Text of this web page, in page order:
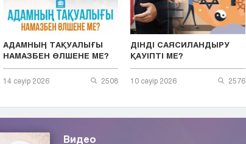
АДАМНЫҢ ТАҚУАЛЫҒЫ
НАМАЗБЕН ӨЛШЕНЕ МЕ?
14 сәуір 2026 2508
ДІНДІ САЯСИЛАНДЫРУ
ҚАУІПТІ МЕ?
10 сәуір 2026 2576
Видео